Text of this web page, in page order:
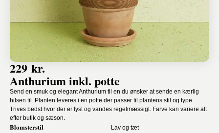
229 kr.
Anthurium inkl. potte
Send en smuk og elegant Anthurium til en du ønsker at sende en kærlig
hilsen til. Planten leveres i en potte der passer til plantens stil og type.
Trives bedst hvor der er lyst og vandes regelmæssigt. Farve kan variere alt
efter butik og sæson.
Blomsterstil Lav og tæt